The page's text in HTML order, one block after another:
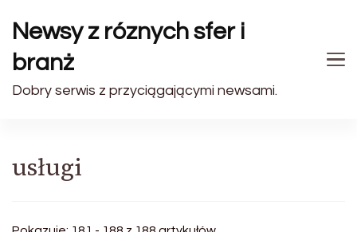
Newsy z róznych sfer i
branż
Dobry serwis z przyciągającymi newsami.
usługi